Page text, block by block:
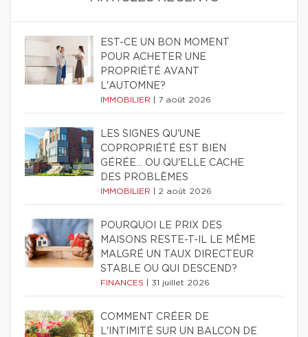
EST-CE UN BON MOMENT
POUR ACHETER UNE
PROPRIÉTÉ AVANT
L'AUTOMNE?
IMMOBILIER 7 août 2026
LES SIGNES QU'UNE
COPROPRIÉTÉ EST BIEN
GÉRÉE… OU QU'ELLE CACHE
DES PROBLÈMES
IMMOBILIER 2 août 2026
POURQUOI LE PRIX DES
MAISONS RESTE-T-IL LE MÊME
MALGRÉ UN TAUX DIRECTEUR
STABLE OU QUI DESCEND?
FINANCES 31 juillet 2026
COMMENT CRÉER DE
L'INTIMITÉ SUR UN BALCON DE